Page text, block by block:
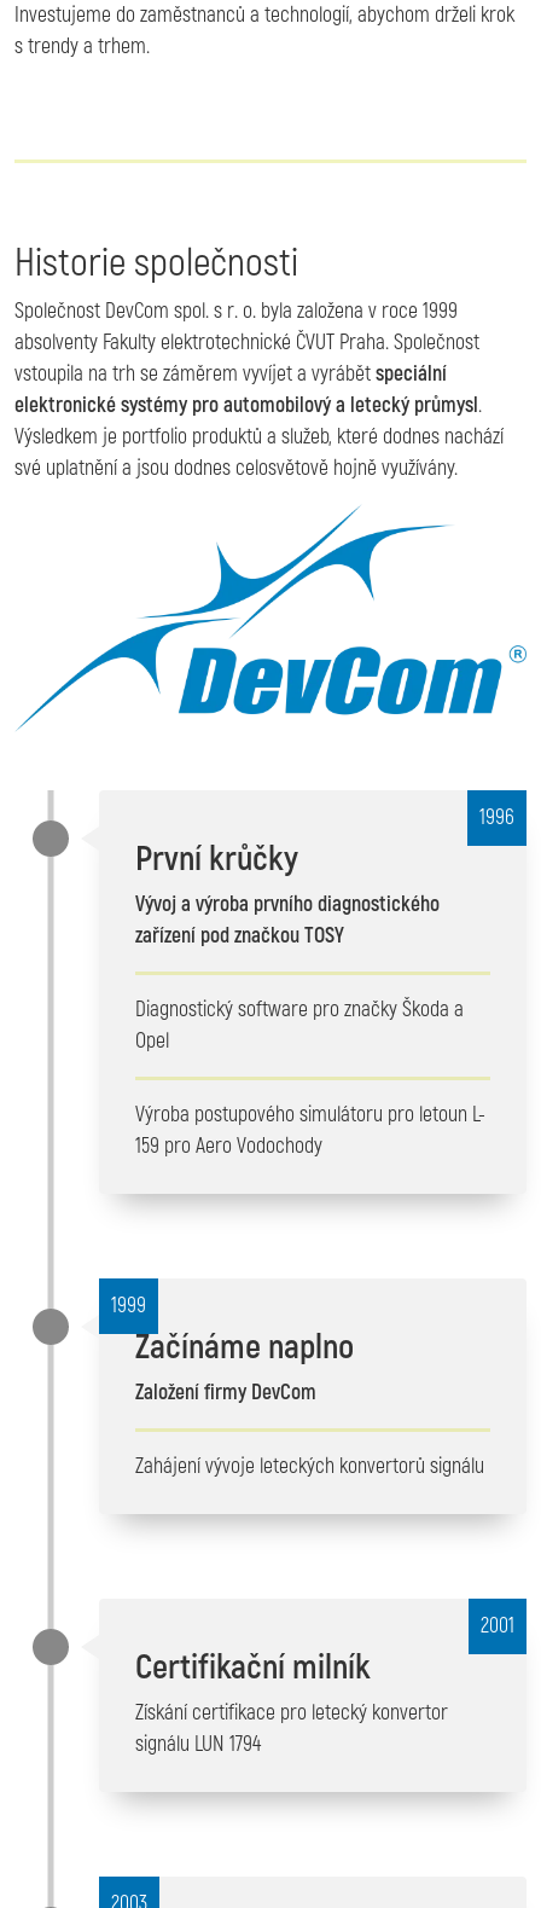
Investujeme do zaměstnanců a technologií, abychom drželi krok
s trendy a trhem.
Historie společnosti
Společnost DevCom spol. s r. o. byla založena v roce 1999
absolventy Fakulty elektrotechnické ČVUT Praha. Společnost
vstoupila na trh se záměrem vyvíjet a vyrábětspeciální
elektronické systémy pro automobilový a letecký průmysl.
Výsledkem je portfolio produktů a služeb, které dodnes nachází
své uplatnění a jsou dodnes celosvětově hojně využívány.
1996
První krůčky
Vývoj a výroba prvního diagnostického
zařízení pod značkou TOSY
Diagnostický software pro značky Škoda a
Opel
Výroba postupového simulátoru pro letoun L-
159 pro Aero Vodochody
1999
Začínáme naplno
Založení firmy DevCom
Zahájení vývoje leteckých konvertorů signálu
2001
Certifikační milník
Získání certifikace pro letecký konvertor
signálu LUN 1794